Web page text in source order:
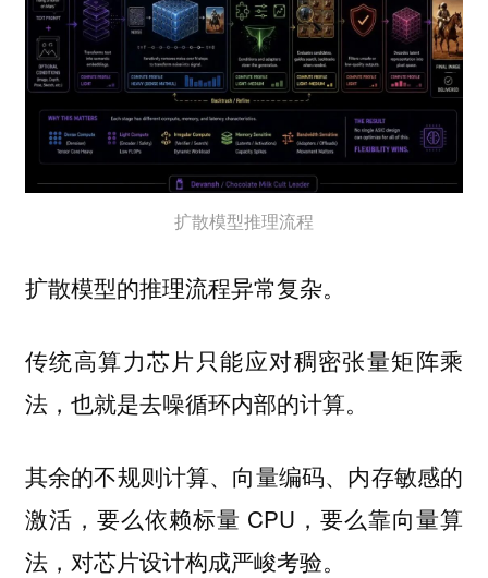
扩散模型推理流程
扩散模型的推理流程异常复杂。
传统高算力芯片只能应对稠密张量矩阵乘
法，也就是去噪循环内部的计算。
其余的不规则计算、向量编码、内存敏感的
激活，要么依赖标量 CPU，要么靠向量算
法，对芯片设计构成严峻考验。